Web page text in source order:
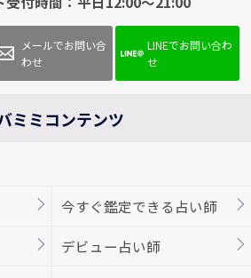
メールでお問い合
わせ
LINEでお問い合わ
せ
ミミコンテンツ
今すぐ鑑定できる占い師
デビュー占い師